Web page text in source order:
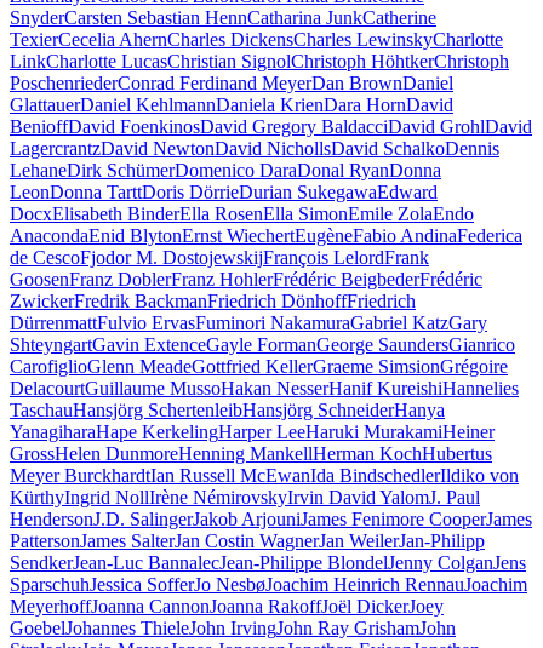
SnyderCarsten Sebastian HennCatharina JunkCatherine
TexierCecelia AhernCharles DickensCharles LewinskyCharlotte
LinkCharlotte LucasChristian SignolChristoph HöhtkerChristoph
PoschenriederConrad Ferdinand MeyerDan BrownDaniel
GlattauerDaniel KehlmannDaniela KrienDara HornDavid
BenioffDavid FoenkinosDavid Gregory BaldacciDavid GrohlDavid
LagercrantzDavid NewtonDavid NichollsDavid SchalkoDennis
LehaneDirk SchümerDomenico DaraDonal RyanDonna
LeonDonna TarttDoris DörrieDurian SukegawaEdward
DocxElisabeth BinderElla RosenElla SimonEmile ZolaEndo
AnacondaEnid BlytonErnst WiechertEugèneFabio AndinaFederica
de CescoFjodor M. DostojewskijFrançois LelordFrank
GoosenFranz DoblerFranz HohlerFrédéric BeigbederFrédéric
ZwickerFredrik BackmanFriedrich DönhoffFriedrich
DürrenmattFulvio ErvasFuminori NakamuraGabriel KatzGary
ShteyngartGavin ExtenceGayle FormanGeorge SaundersGianrico
CarofiglioGlenn MeadeGottfried KellerGraeme SimsionGrégoire
DelacourtGuillaume MussoHakan NesserHanif KureishiHannelies
TaschauHansjörg SchertenleibHansjörg SchneiderHanya
YanagiharaHape KerkelingHarper LeeHaruki MurakamiHeiner
GrossHelen DunmoreHenning MankellHerman KochHubertus
Meyer BurckhardtIan Russell McEwanIda BindschedlerIldiko von
KürthyIngrid NollIrène NémirovskyIrvin David YalomJ. Paul
HendersonJ.D. SalingerJakob ArjouniJames Fenimore CooperJames
PattersonJames SalterJan Costin WagnerJan WeilerJan-Philipp
SendkerJean-Luc BannalecJean-Philippe BlondelJenny ColganJens
SparschuhJessica SofferJo NesbøJoachim Heinrich RennauJoachim
MeyerhoffJoanna CannonJoanna RakoffJoël DickerJoey
GoebelJohannes ThieleJohn IrvingJohn Ray GrishamJohn